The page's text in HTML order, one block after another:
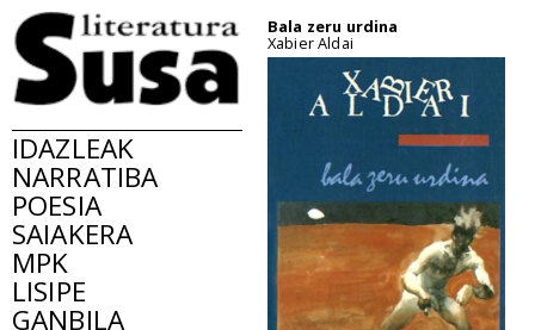
IDAZLEAK
NARRATIBA
POESIA
SAIAKERA
MPK
LISIPE
GANBILA
Bala zeru urdina
Xabier Aldai